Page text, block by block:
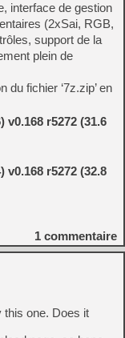
interface de gestion
(2xSai, RGB,
support de la
plein de
du fichier ‘7z.zip’ en
v0.168 r5272 (31.6
v0.168 r5272 (32.8
1 commentaire
this one. Does it